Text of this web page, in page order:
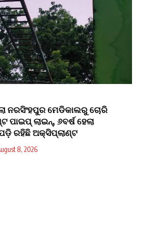
ନରସିଂହପୁର ମେଡିକାଲରୁ ଚୋରି
ଲାଇନ୍, ୬ବର୍ଷ ହେଲା
ରହିଛି ଅକ୍ସିପ୍ଲାଣ୍ଟ
8, 2026